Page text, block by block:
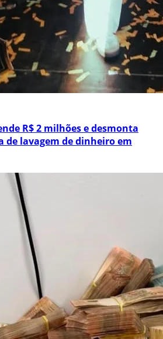
R$ 2 milhões e desmonta
de lavagem de dinheiro em